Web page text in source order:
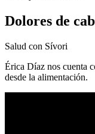
Dolores de
Salud con Sívori
Érica Díaz nos cuenta
desde la alimentación.